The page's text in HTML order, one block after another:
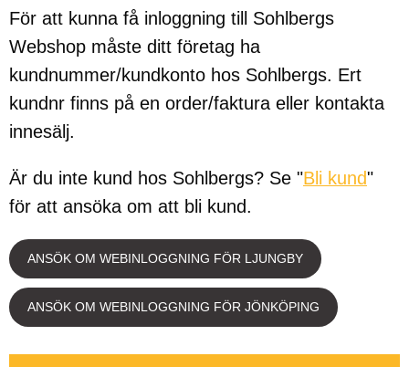
För att kunna få inloggning till Sohlbergs
Webshop måste ditt företag ha
kundnummer/kundkonto hos Sohlbergs. Ert
kundnr finns på en order/faktura eller kontakta
innesälj.
Är du inte kund hos Sohlbergs? Se "Bli kund"
för att ansöka om att bli kund.
ANSÖK OM WEBINLOGGNING FÖR LJUNGBY
ANSÖK OM WEBINLOGGNING FÖR JÖNKÖPING